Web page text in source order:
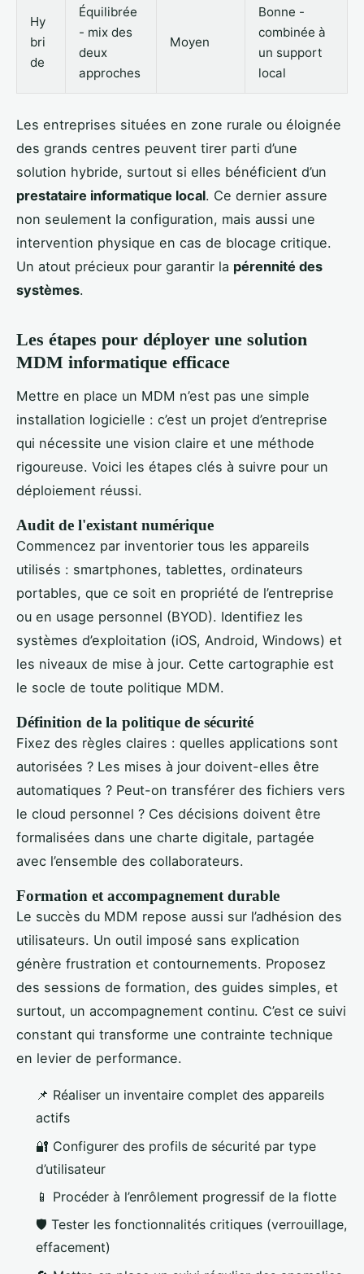
Hy
bri
de
Équilibrée
- mix des
deux
approches
Moyen
Bonne -
combinée à
un support
local
Les entreprises situées en zone rurale ou éloignée
des grands centres peuvent tirer parti d’une
solution hybride, surtout si elles bénéficient d’un
prestataire informatique local. Ce dernier assure
non seulement la configuration, mais aussi une
intervention physique en cas de blocage critique.
Un atout précieux pour garantir la pérennité des
systèmes.
Les étapes pour déployer une solution
MDM informatique efficace
Mettre en place un MDM n’est pas une simple
installation logicielle : c’est un projet d’entreprise
qui nécessite une vision claire et une méthode
rigoureuse. Voici les étapes clés à suivre pour un
déploiement réussi.
Audit de l'existant numérique
Commencez par inventorier tous les appareils
utilisés : smartphones, tablettes, ordinateurs
portables, que ce soit en propriété de l’entreprise
ou en usage personnel (BYOD). Identifiez les
systèmes d’exploitation (iOS, Android, Windows) et
les niveaux de mise à jour. Cette cartographie est
le socle de toute politique MDM.
Définition de la politique de sécurité
Fixez des règles claires : quelles applications sont
autorisées ? Les mises à jour doivent-elles être
automatiques ? Peut-on transférer des fichiers vers
le cloud personnel ? Ces décisions doivent être
formalisées dans une charte digitale, partagée
avec l’ensemble des collaborateurs.
Formation et accompagnement durable
Le succès du MDM repose aussi sur l’adhésion des
utilisateurs. Un outil imposé sans explication
génère frustration et contournements. Proposez
des sessions de formation, des guides simples, et
surtout, un accompagnement continu. C’est ce suivi
constant qui transforme une contrainte technique
en levier de performance.
📌 Réaliser un inventaire complet des appareils
actifs
🔐 Configurer des profils de sécurité par type
d’utilisateur
📱 Procéder à l’enrôlement progressif de la flotte
🛡️ Tester les fonctionnalités critiques (verrouillage,
effacement)